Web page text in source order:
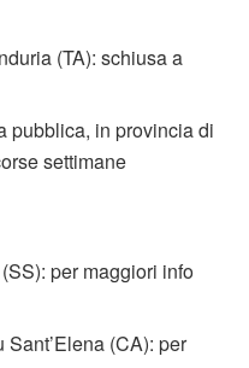
(TA): schiusa a
pubblica, in provincia di
settimane
per maggiori info
(CA): per